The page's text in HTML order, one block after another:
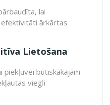
lai
ārkārtas
Lietošana
būtiskākajām
viegli